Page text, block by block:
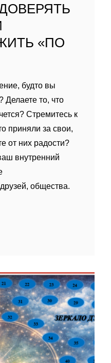
«ПО
будто вы
Делаете то, что
Стремитесь к
приняли за свои,
от них радости?
внутренний
общества.